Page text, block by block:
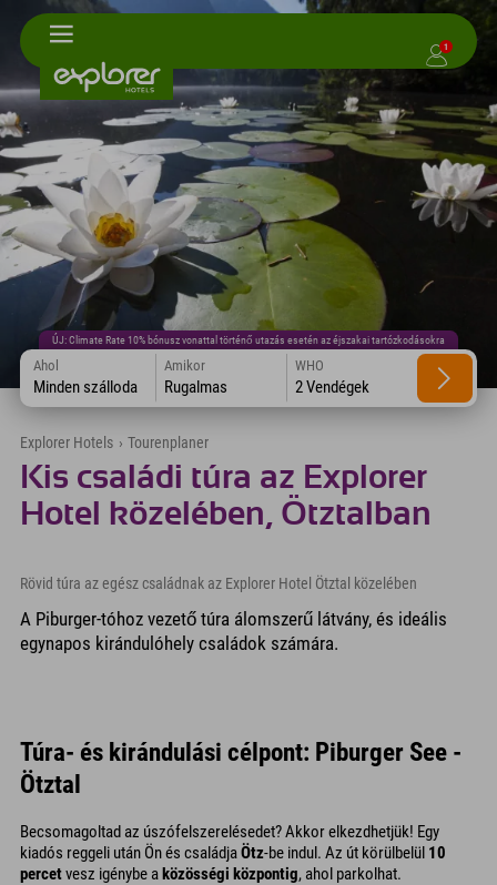
1
ÚJ: Climate Rate 10% bónusz vonattal történő utazás esetén az éjszakai tartózkodásokra
Ahol
Minden szálloda
Amikor
Rugalmas
WHO
2 Vendégek
Explorer Hotels › Tourenplaner
Kis családi túra az Explorer
Hotel közelében, Ötztalban
Rövid túra az egész családnak az Explorer Hotel Ötztal közelében
A Piburger-tóhoz vezető túra álomszerű látvány, és ideális
egynapos kirándulóhely családok számára.
Túra- és kirándulási célpont: Piburger See -
Ötztal
Becsomagoltad az úszófelszerelésedet? Akkor elkezdhetjük! Egy
kiadós reggeli után Ön és családjaÖtz-be indul. Az út körülbelül 10
percetvesz igénybe aközösségi központig, ahol parkolhat.